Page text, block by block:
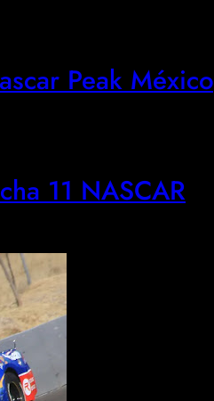
Peak México
11 NASCAR